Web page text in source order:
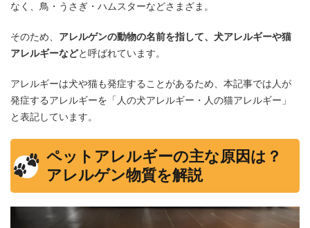
なく、鳥・うさぎ・ハムスターなどさまざま。
そのため、 アレルゲンの動物の名前を指して、犬アレルギーや猫
アレルギーなどと呼ばれています。
アレルギーは犬や猫も発症することがあるため、本記事では人が
発症するアレルギーを「人の犬アレルギー・人の猫アレルギー」
と表記しています。
ペットアレルギーの主な原因は？
アレルゲン物質を解説